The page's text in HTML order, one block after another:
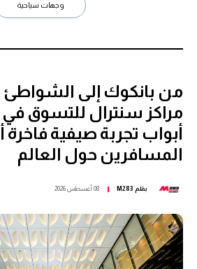
وجهات سياحية
من بانكوك إلى الشواطئ
مراكز سنترال للتسوق في
أبواب تجربة صيفية فاخرة
المسافرين حول العالم
بقلم M283 08 أغسطس 2026